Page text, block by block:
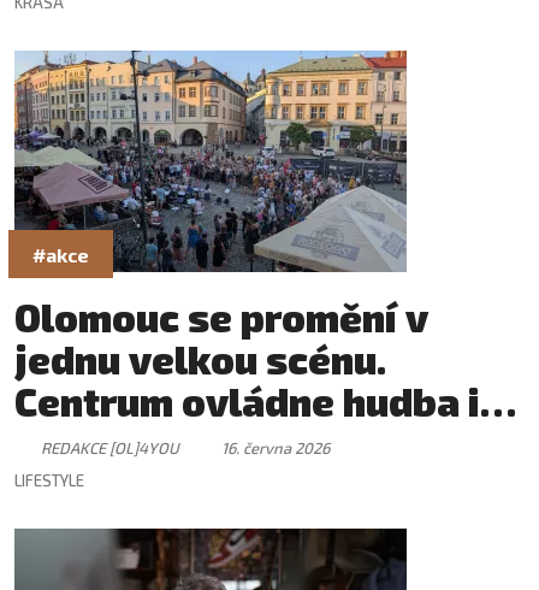
#akce
Olomouc se promění v
jednu velkou scénu.
Centrum ovládne hudba i
skvělá atmosféra
REDAKCE [OL]4YOU
16. června 2026
LIFESTYLE